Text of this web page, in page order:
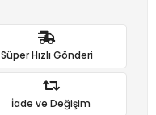
Süper Hızlı Gönderi
İade ve Değişim